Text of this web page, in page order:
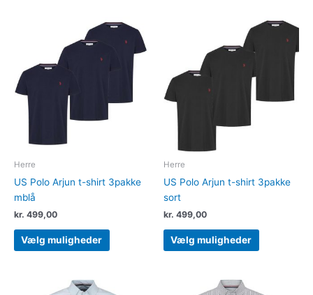
Herre
US Polo Arjun t-shirt 3pakke
mblå
kr. 499,00
Vælg muligheder
Dette
vare
flere
Mulighederne
Herre
US Polo Arjun t-shirt 3pakke
sort
kr. 499,00
Vælg muligheder
Dette